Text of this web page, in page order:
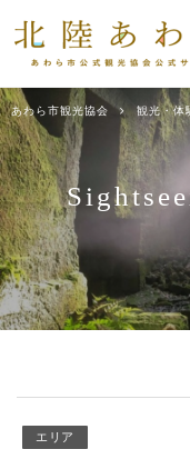
あわら市観光協会 観光・体
エリア